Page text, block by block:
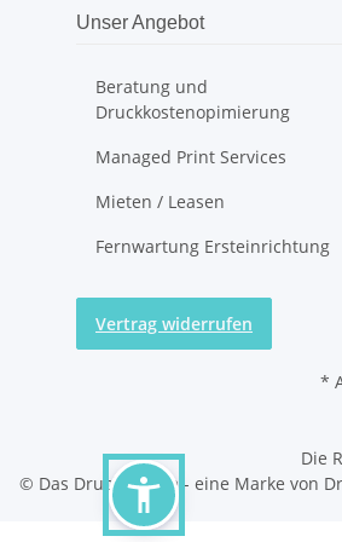
Unser Angebot
Beratung und
Druckkostenopimierung
Managed Print Services
Mieten / Leasen
Fernwartung Ersteinrichtung
Vertrag widerrufen
*
Die
© Das Druckerteam - eine Marke von